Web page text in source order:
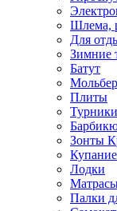
Шлема,
Для
Зимние
Батут
Плиты
Турники
Зонты
Лодки
Палки